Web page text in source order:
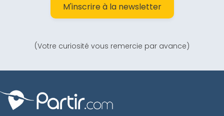
M'inscrire à la newsletter
(Votre curiosité vous remercie par avance)